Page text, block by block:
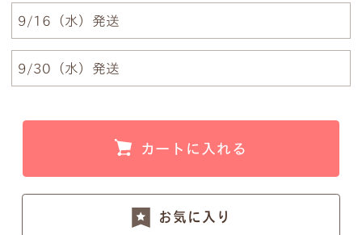
9/16（水）発送
9/30（水）発送
カートに入れる
お気に入り
例3）下の名前のみ 明朝体
小文字のg、y、jなどの文字が入ると下のラインが変